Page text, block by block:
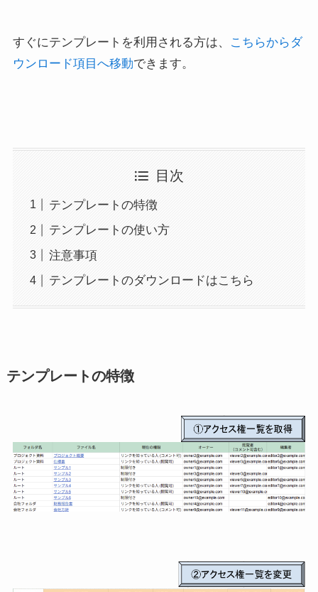
すぐにテンプレートを利用される方は、
こちらからダ
ウンロード項目へ移動できます。
目次
テンプレートの特徴
テンプレートの使い方
注意事項
テンプレートのダウンロードはこちら
テンプレートの特徴